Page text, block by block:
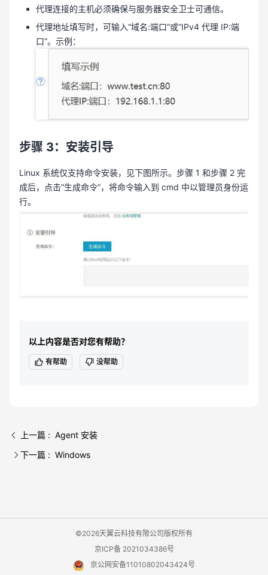
代理连接的主机必须确保与服务器安全卫士可通信。
代理地址填写时，可输入“域名:端口”或“IPv4 代理 IP:端
口”。示例：
步骤 3：安装引导
Linux 系统仅支持命令安装，见下图所示。步骤 1 和步骤 2 完
成后，点击“生成命令”，将命令输入到 cmd 中以管理员身份运
行。
以上内容是否对您有帮助？
有帮助 没帮助
上一篇 : Agent 安装
下一篇 : Windows
©2026天翼云科技有限公司版权所有
京ICP备 2021034386号
京公网安备11010802043424号